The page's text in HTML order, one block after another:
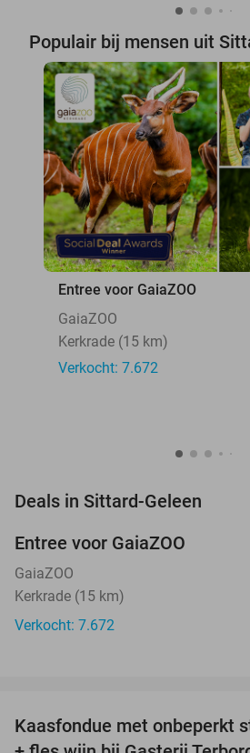
Populair bij mensen uit
Entree voor GaiaZOO
GaiaZOO
Kerkrade (15 km)
Verkocht: 7.672
Deals in Sittard-Geleen
Entree voor GaiaZOO
GaiaZOO
Kerkrade (15 km)
Verkocht: 7.672
Kaasfondue met onbeperkt